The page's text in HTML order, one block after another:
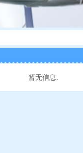
暂无信息.